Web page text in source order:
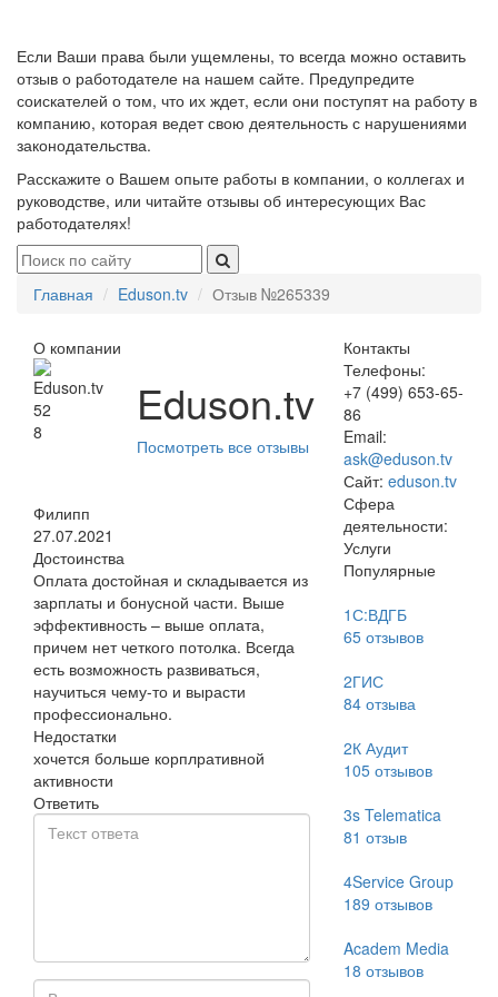
Если Ваши права были ущемлены, то всегда можно оставить
отзыв о работодателе на нашем сайте. Предупредите
соискателей о том, что их ждет, если они поступят на работу в
компанию, которая ведет свою деятельность с нарушениями
законодательства.
Расскажите о Вашем опыте работы в компании, о коллегах и
руководстве, или читайте отзывы об интересующих Вас
работодателях!
Главная Eduson.tv Отзыв №265339
О компании
52
8
Eduson.tv
Посмотреть все отзывы
Филипп
27.07.2021
Достоинства
Оплата достойная и складывается из
зарплаты и бонусной части. Выше
эффективность – выше оплата,
причем нет четкого потолка. Всегда
есть возможность развиваться,
научиться чему-то и вырасти
профессионально.
Недостатки
хочется больше корплративной
активности
Ответить
Контакты
Телефоны:
+7 (499) 653-65-
86
Email:
ask@eduson.tv
Сайт: eduson.tv
Сфера
деятельности:
Услуги
Популярные
1С:ВДГБ
65отзывов
2ГИС
84отзыва
2К Аудит
105отзывов
3s Telematica
81 отзыв
4Service Group
189 отзывов
Academ Media
18 отзывов